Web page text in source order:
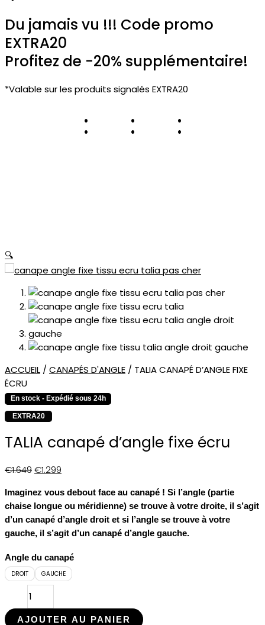
Du jamais vu !!! Code promo
EXTRA20
Profitez de -20% supplémentaire!
*Valable sur les produits signalés EXTRA20
: : :
🔍
ACCUEIL / CANAPÉS D'ANGLE / TALIA CANAPÉ D’ANGLE FIXE
ÉCRU
En stock - Expédié sous 24h
EXTRA20
TALIA canapé d’angle fixe écru
€1.649
prix
était
:
€1.649.
€1.299
prix
est
:
€1.299.
Imaginez vous debout face au canapé ! Si l’angle (partie
chaise longue ou méridienne) se trouve à votre droite, il s’agit
d’un canapé d’angle droit et si l’angle se trouve à votre
gauche, il s’agit d’un canapé d’angle gauche.
Angle du canapé
DROIT GAUCHE
quantité
de
canapé
d’angle
écru
AJOUTER AU PANIER